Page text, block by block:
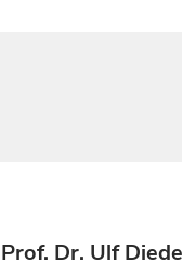
Prof. Dr. Ulf